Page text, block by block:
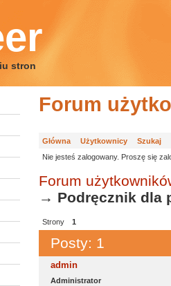
stron
Forum
Główna Użytkownicy
Szukaj
Nie jesteś zalogowany. Proszę się
Forum
→ Podręcznik dla
Strony 1
Posty: 1
admin
Administrator